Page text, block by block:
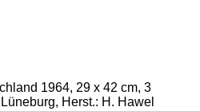
1964, 29 x 42 cm, 3
Herst.: H. Hawel